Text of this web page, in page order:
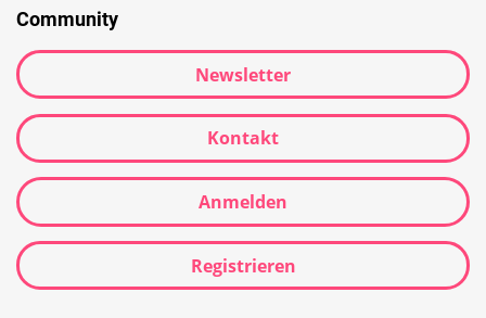
Community
Newsletter
Kontakt
Anmelden
Registrieren